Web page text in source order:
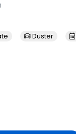
Duster